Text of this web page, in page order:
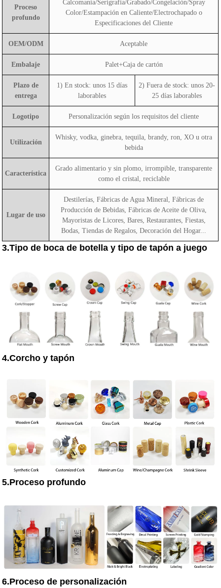
Proceso
profundo
Calcomanía/Serigrafía/Grabado/Congelación/Spray
Color/Estampación en Caliente/Electrochapado o
Especificaciones del Cliente
OEM/ODM Aceptable
Embalaje Palet+Caja de cartón
Plazo de
entrega
1) En stock: unos 15 días
laborables
2) Fuera de stock: unos 20-
25 días laborables
Logotipo Personalización según los requisitos del cliente
Utilización
Whisky, vodka, ginebra, tequila, brandy, ron, XO u otra
bebida
Característica
Grado alimentario y sin plomo, irrompible, transparente
como el cristal, reciclable
Lugar de uso
Destilerías, Fábricas de Agua Mineral, Fábricas de
Producción de Bebidas, Fábricas de Aceite de Oliva,
Mayoristas de Licores, Bares, Restaurantes, Fiestas,
Bodas, Tiendas de Regalos, Decoración del Hogar...
3.Tipo de boca de botella y tipo de tapón a juego
4.Corcho y tapón
5.Proceso profundo
6.Proceso de personalización